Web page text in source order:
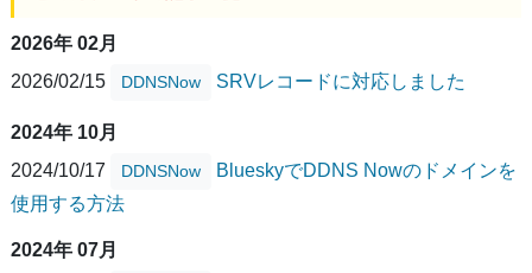
2026年 02月
2026/02/15
DDNSNow SRVレコードに対応しました
2024年 10月
2024/10/17
DDNSNow
BlueskyでDDNS Nowのドメインを
使用する方法
2024年 07月